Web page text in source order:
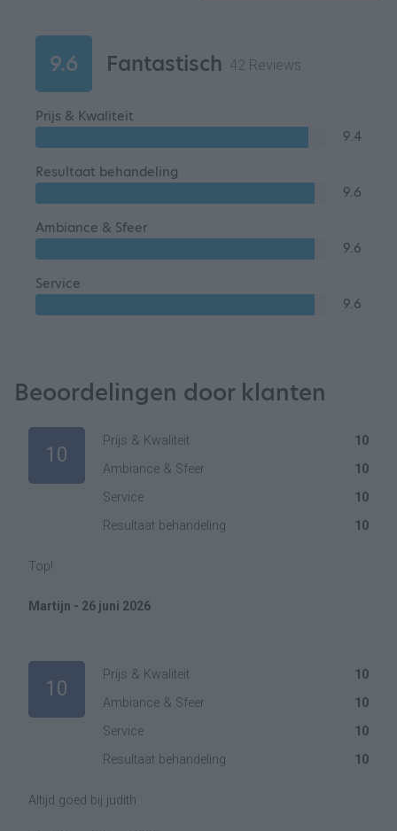
9.6 Fantastisch 42 Reviews
Prijs & Kwaliteit
9.4
Resultaat behandeling
9.6
Ambiance & Sfeer
9.6
Service
9.6
Beoordelingen door klanten
10
Prijs & Kwaliteit
10
Ambiance & Sfeer
10
Service
10
Resultaat behandeling
10
Top!
Martijn - 26 juni 2026
10
Prijs & Kwaliteit
10
Ambiance & Sfeer
10
Service
10
Resultaat behandeling
10
Altijd goed bij judith